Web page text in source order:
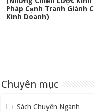
Pháp Cạnh Tranh Giành
Kinh Doanh)
Chuyên mục
Sách Chuyên Ngành